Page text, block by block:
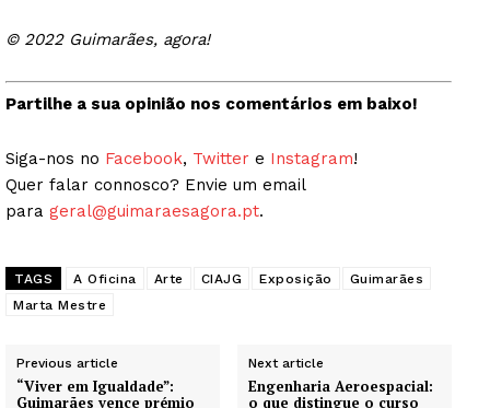
© 2022 Guimarães, agora!
Partilhe a sua opinião nos comentários em baixo!
Siga-nos no Facebook, Twitter e Instagram!
Quer falar connosco? Envie um email
para geral@guimaraesagora.pt.
TAGS A Oficina Arte CIAJG Exposição
Guimarães
Marta Mestre
Previous article
“Viver em Igualdade”:
Guimarães vence prémio
Next article
Engenharia Aeroespacial:
o que distingue o curso